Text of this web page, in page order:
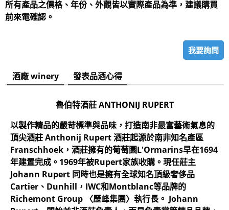
所有產品之價格、年份、外觀皆以實際產品為準，建議購買
前來電確認。
我要詢問
酒廠 winery 發表品酒心得
魯伯特酒莊 ANTHONIJ RUPERT
以製作精品的嚴苛標準與品味，打造南非最富藝術氣息的
頂尖酒莊 Anthonij Rupert 酒莊起源於南非知名產區
Franschhoek，酒莊擁有的葡萄園L'Ormarins早在1694
年建置完成。1969年被Rupert家族收購。現任莊主
Johann Rupert 同時也是擁有全球知名頂級奢侈品
Cartier、Dunhill，IWC和Montblanc等品牌的
Richemont Group 〈歷峰集團〉執行長。 Johann